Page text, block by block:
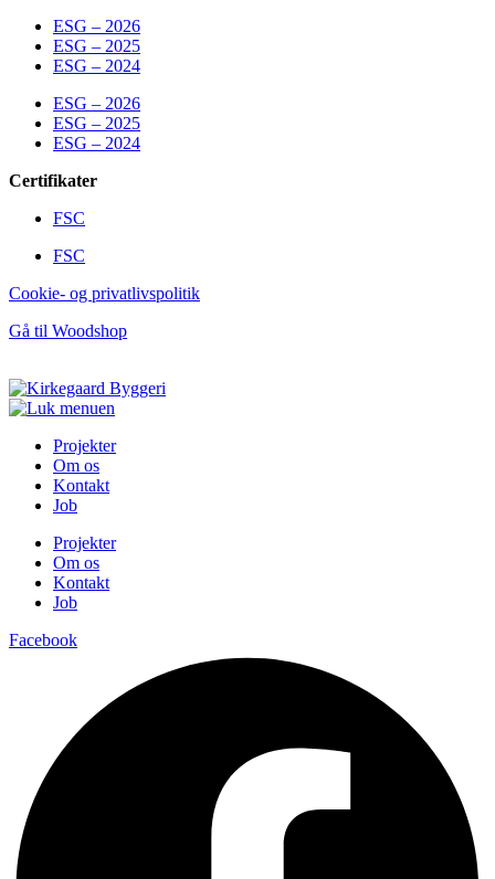
ESG – 2026
ESG – 2025
ESG – 2024
ESG – 2026
ESG – 2025
ESG – 2024
Certifikater
FSC
FSC
Cookie- og privatlivspolitik
Gå til Woodshop
Projekter
Om os
Kontakt
Job
Projekter
Om os
Kontakt
Job
Facebook